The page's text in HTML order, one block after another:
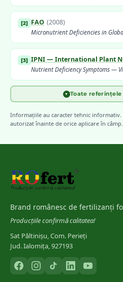
[2] FAO (2008)
Micronutrient Deficiencies in
[3] IPNI — International Plant
Nutrient Deficiency Symptoms —
INCDA Fundulea
din România
[5] Bergmann, W. (1992)
▼ Toate
Informațiile au caracter tehnic
autorizat înainte de orice aplicare în câmp.
Brand românesc de fertilizanți
Producțiile confirmă calitatea!
Sat Păltinișu, Com. Perieți
Jud. Ialomița, 927193